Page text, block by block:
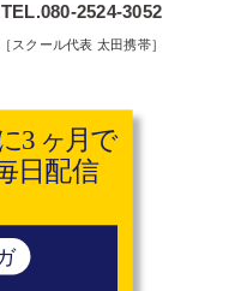
TEL.080-2524-3052
［スクール代表 太田携帯］